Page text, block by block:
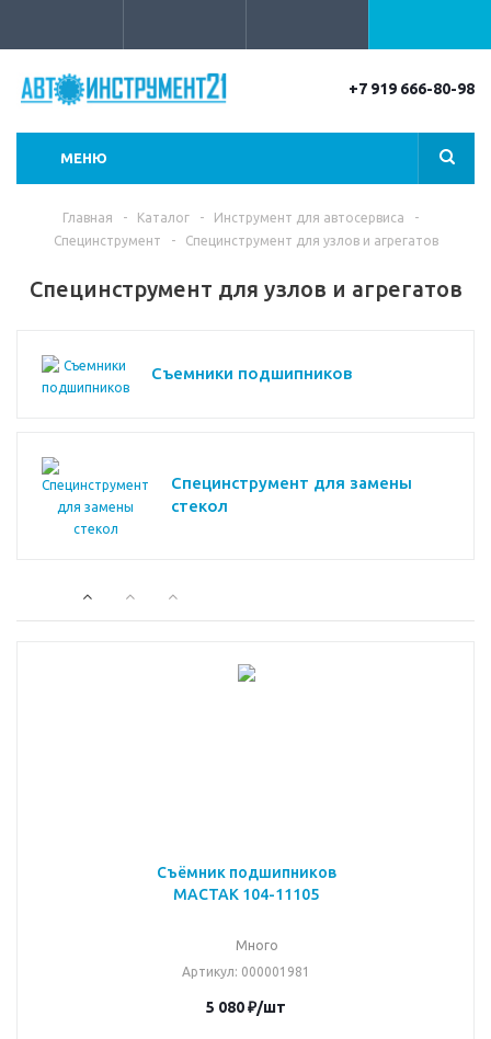
+7 919 666-80-98
МЕНЮ
Главная - Каталог - Инструмент для автосервиса
-
Специнструмент
- Специнструмент для узлов и агрегатов
Специнструмент для узлов и агрегатов
Съемники подшипников
Специнструмент для замены
стекол
Съёмник подшипников
МАСТАК 104-11105
Много
Артикул: 000001981
5 080₽/шт